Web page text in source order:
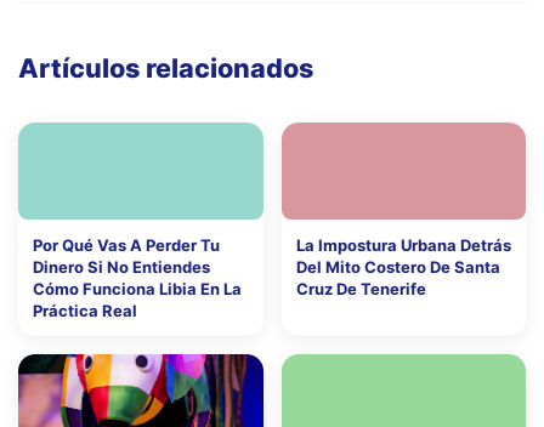
Artículos relacionados
Por Qué Vas A Perder Tu
Dinero Si No Entiendes
Cómo Funciona Libia En La
Práctica Real
La Impostura Urbana Detrás
Del Mito Costero De Santa
Cruz De Tenerife